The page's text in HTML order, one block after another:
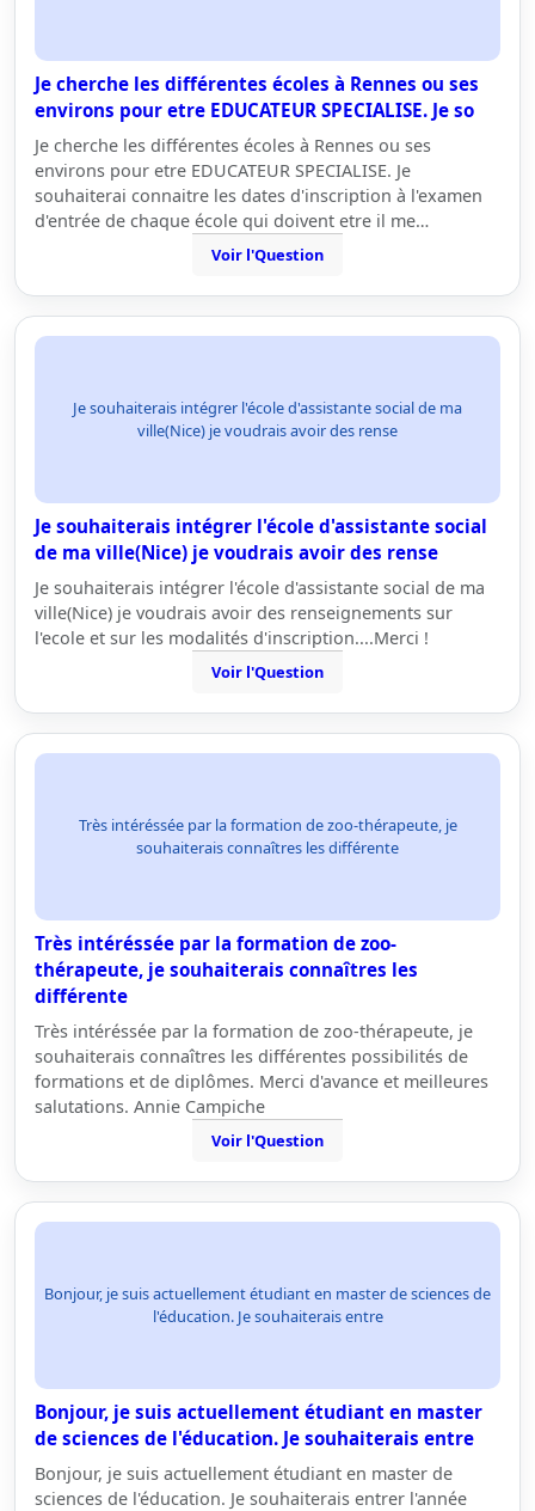
Je cherche les différentes écoles à Rennes ou ses
environs pour etre EDUCATEUR SPECIALISE. Je so
Je cherche les différentes écoles à Rennes ou ses
environs pour etre EDUCATEUR SPECIALISE. Je
souhaiterai connaitre les dates d'inscription à l'examen
d'entrée de chaque école qui doivent etre il me…
Voir l'Question
Je souhaiterais intégrer l'école d'assistante social de ma
ville(Nice) je voudrais avoir des rense
Je souhaiterais intégrer l'école d'assistante social
de ma ville(Nice) je voudrais avoir des rense
Je souhaiterais intégrer l'école d'assistante social de ma
ville(Nice) je voudrais avoir des renseignements sur
l'ecole et sur les modalités d'inscription....Merci !
Voir l'Question
Très intéréssée par la formation de zoo-thérapeute, je
souhaiterais connaîtres les différente
Très intéréssée par la formation de zoo-
thérapeute, je souhaiterais connaîtres les
différente
Très intéréssée par la formation de zoo-thérapeute, je
souhaiterais connaîtres les différentes possibilités de
formations et de diplômes. Merci d'avance et meilleures
salutations. Annie Campiche
Voir l'Question
Bonjour, je suis actuellement étudiant en master de sciences de
l'éducation. Je souhaiterais entre
Bonjour, je suis actuellement étudiant en master
de sciences de l'éducation. Je souhaiterais entre
Bonjour, je suis actuellement étudiant en master de
sciences de l'éducation. Je souhaiterais entrer l'année